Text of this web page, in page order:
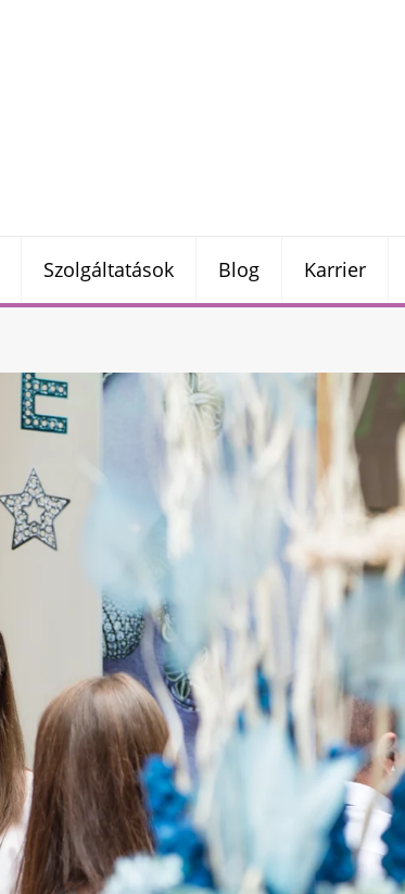
Szolgáltatások Blog Karrier